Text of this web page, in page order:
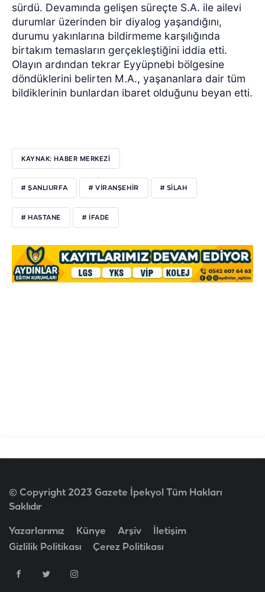
sürdü. Devamında gelişen süreçte S.A. ile ailevi
durumlar üzerinden bir diyalog yaşandığını,
durumu yakınlarına bildirmeme karşılığında
birtakım temasların gerçekleştiğini iddia etti.
Olayın ardından tekrar Eyyüpnebi bölgesine
döndüklerini belirten M.A., yaşananlara dair tüm
bildiklerinin bunlardan ibaret olduğunu beyan etti.
KAYNAK: HABER MERKEZİ
# ŞANLIURFA # VIRANŞEHIR # SILAH
# HASTANE # IFADE
© Copyright 2023 Gazete İpekyol Tüm Hakları
Saklıdır
Yazarlarımız Künye Arşiv
İletişim
Gizlilik Politikası
Çerez Politikası